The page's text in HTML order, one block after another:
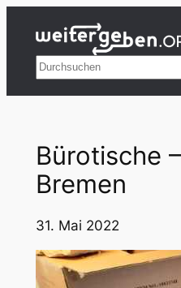
Inhalt
springenSuchen
Bürotische
Bremen
31. Mai 2022